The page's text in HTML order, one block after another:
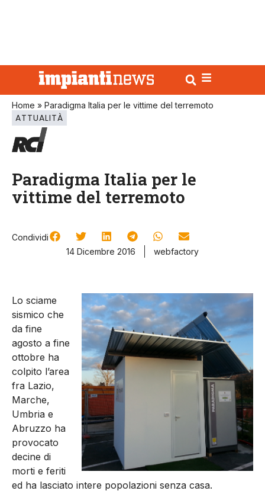
Home » Paradigma Italia per le vittime del terremoto
ATTUALITÀ
Paradigma Italia per le
vittime del terremoto
Condividi
14 Dicembre 2016
webfactory
Lo sciame
sismico che
da fine
agosto a fine
ottobre ha
colpito l’area
fra Lazio,
Marche,
Um­bria e
Abruzzo ha
provocato
decine di
morti e feriti
ed ha lasciato intere popolazioni senza casa.